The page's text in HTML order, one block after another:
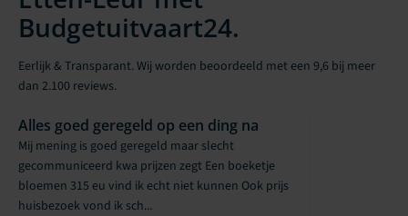
Budgetuitvaart24.
Eerlijk & Transparant. Wij worden beoordeeld met een 9,6 bij meer
dan 2.100 reviews.
Alles goed geregeld op een ding na
Mij mening is goed geregeld maar slecht
gecommuniceerd kwa prijzen zegt Een boeketje
bloemen 315 eu vind ik echt niet kunnen Ook prijs
huisbezoek vond ik sch...